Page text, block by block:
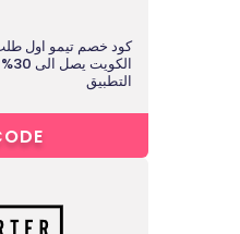
كود خصم تيمو اول
التطبيق